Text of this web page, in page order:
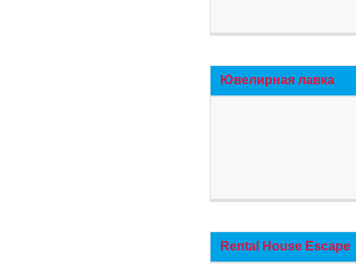
Ювелирная лавка
Rental House Escape